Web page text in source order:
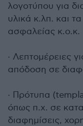
λογοτύπου για
υλικά κ.λπ. και
ασφαλείας κ.ο.κ.
· Λεπτομέρειες
απόδοση σε
· Πρότυπα
όπως π.χ. σε
διαφημίσεις,